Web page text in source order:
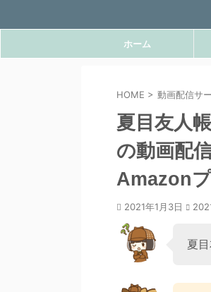
ホーム
HOME > 動画配信サ
夏目友人
の動画配
Amazon
2021年1月3日
夏